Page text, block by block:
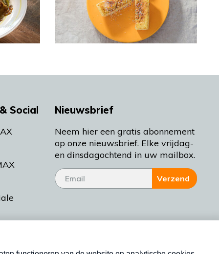
Social Nieuwsbrief
Neem hier een gratis abonnement
op onze nieuwsbrief. Elke vrijdag-
en dinsdagochtend in uw mailbox.
Verzend